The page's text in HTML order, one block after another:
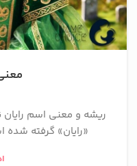
ریشه و معنی اسم رایان
«رایان» گرفته